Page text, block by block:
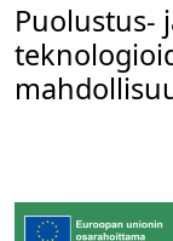
Puolustus-